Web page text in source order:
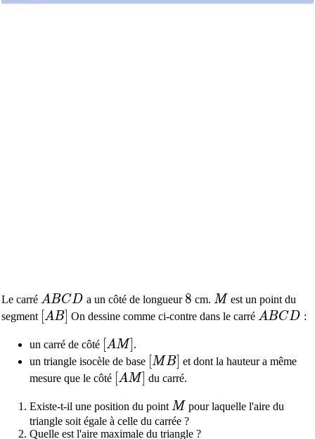
Le carré ABCD
ABCD a un côté de longueur8
8 cm. M
M est un point du
segment [AB]
AB] On dessine comme ci-contre dans le carré ABCD
ABCD :
un carré de côté [AM]
AM .
un triangle isocèle de base [MB]
MB et dont la hauteur a même
mesure que le côté [AM]
AM du carré.
Existe-t-il une position du point M
M pour laquelle l'aire du
triangle soit égale à celle du carrée ?
Quelle est l'aire maximale du triangle ?